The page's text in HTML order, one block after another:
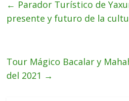
← Parador Turístico de
presente y futuro de la
Tour Mágico Bacalar y
del 2021 →